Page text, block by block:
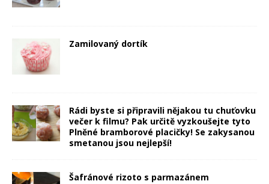
Zamilovaný dortík
Rádi byste si připravili nějakou tu chuťovku
večer k filmu? Pak určitě vyzkoušejte tyto
Plněné bramborové placičky! Se zakysanou
smetanou jsou nejlepší!
Šafránové rizoto s parmazánem